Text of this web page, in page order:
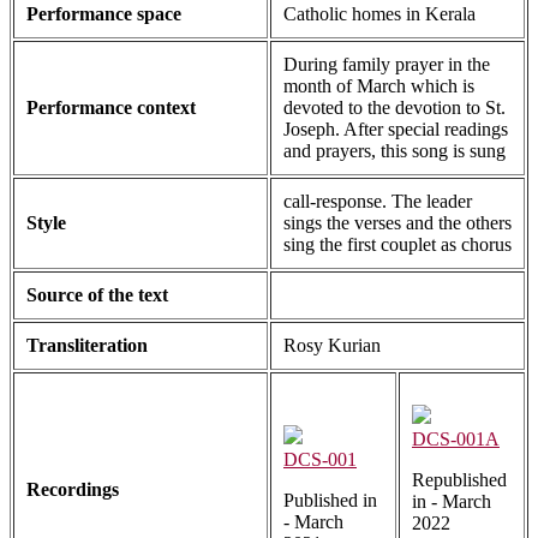
Performance space Catholic homes in Kerala
Performance context
During family prayer in the
month of March which is
devoted to the devotion to St.
Joseph. After special readings
and prayers, this song is sung
Style
call-response. The leader
sings the verses and the others
sing the first couplet as chorus
Source of the text
Transliteration Rosy Kurian
Recordings
DCS-001
Published in
- March
DCS-001A
Republished
in - March
2022